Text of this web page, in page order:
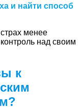
и найти способ
менее
над своим
к